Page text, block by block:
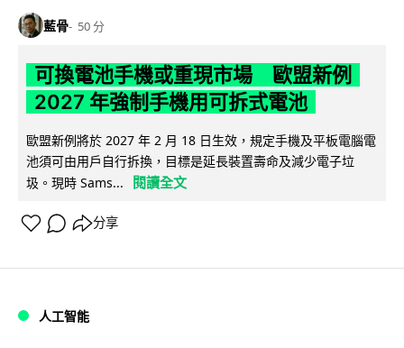
藍骨 50 分
可換電池手機或重現市場 歐盟新例
2027 年強制手機用可拆式電池
歐盟新例將於 2027 年 2 月 18 日生效，規定手機及平板電腦電
池須可由用戶自行拆換，目標是延長裝置壽命及減少電子垃
圾。現時 Sams...
閱讀全文
分享
人工智能